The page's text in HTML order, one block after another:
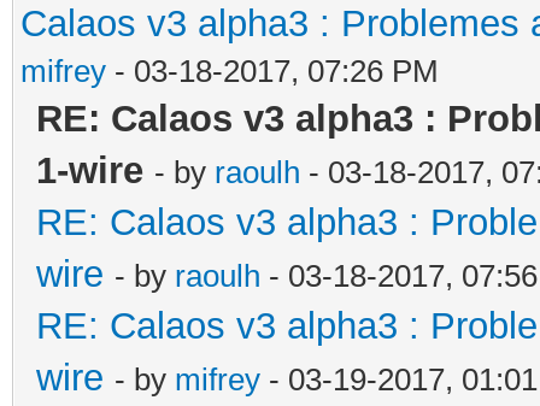
Calaos v3 alpha3 : Problemes
mifrey - 03-18-2017, 07:26 PM
RE: Calaos v3 alpha3 :
1-wire - by raoulh - 03-18-2017,
RE: Calaos v3 alpha3 :
wire - by raoulh - 03-18-2017,
RE: Calaos v3 alpha3 :
wire - by mifrey - 03-19-2017,